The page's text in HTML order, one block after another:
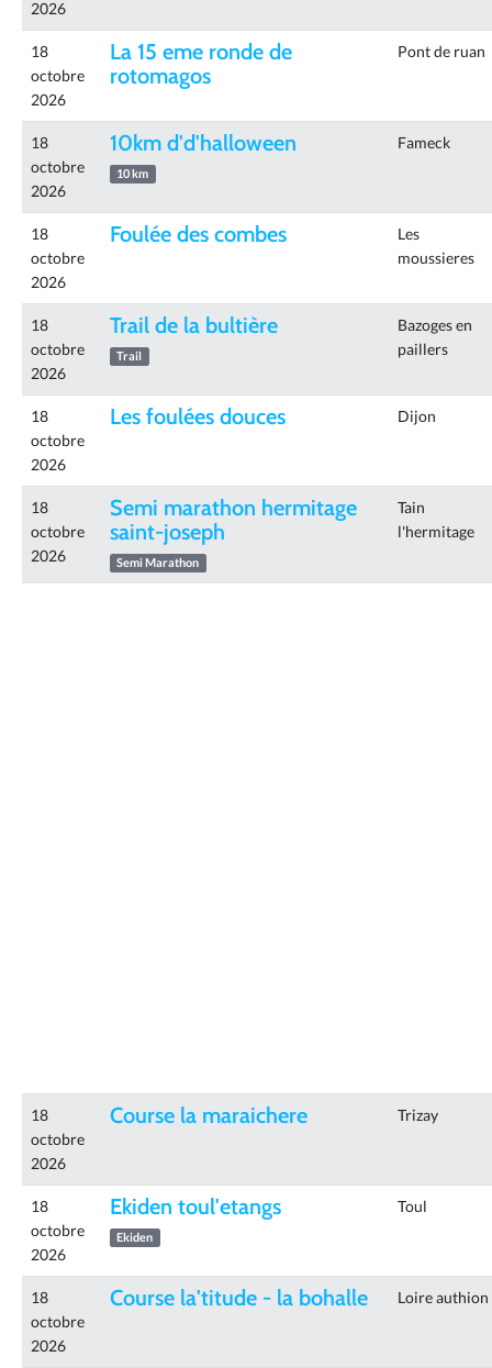
2026
18
octobre
2026
La 15 eme ronde de
rotomagos
Pont de ruan
18
octobre
2026
10km d'd'halloween
10 km
Fameck
18
octobre
2026
Foulée des combes
Les
moussieres
18
octobre
2026
Trail de la bultière
Trail
Bazoges en
paillers
18
octobre
2026
Les foulées douces Dijon
18
octobre
2026
Semi marathon hermitage
saint-joseph
Semi Marathon
Tain
l'hermitage
18
octobre
2026
Course la maraichere Trizay
18
octobre
2026
Ekiden toul'etangs
Ekiden
Toul
18
octobre
2026
Course la'titude - la bohalle Loire authion